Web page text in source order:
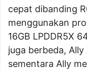
cepat dibanding
menggunakan
16GB LPDDR5X
juga berbeda,
sementara Ally